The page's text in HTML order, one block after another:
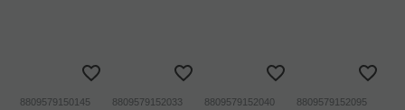
8809579150145 8809579152033 8809579152040 8809579152095